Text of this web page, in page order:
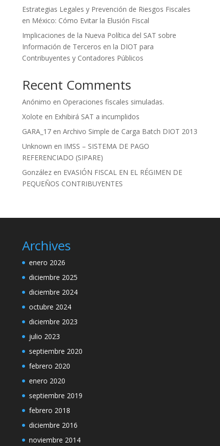
Estrategias Legales y Prevención de Riesgos Fiscales
en México: Cómo Evitar la Elusión Fiscal
Implicaciones de la Nueva Política del SAT sobre
Información de Terceros en la DIOT para
Contribuyentes y Contadores Públicos
Recent Comments
Anónimo en Operaciones fiscales simuladas.
Xolote en Exhibirá SAT a incumplidos
GARA_17en Archivo Simple de Carga Batch DIOT 2013
Unknown en IMSS – SISTEMA DE PAGO
REFERENCIADO (SIPARE)
Gonzálezen EVASIÓN FISCAL EN EL RÉGIMEN DE
PEQUEÑOS CONTRIBUYENTES
Archives
enero 2026
diciembre 2025
diciembre 2024
octubre 2024
diciembre 2023
julio 2023
septiembre 2020
febrero 2020
enero 2020
septiembre 2019
febrero 2018
diciembre 2016
noviembre 2014